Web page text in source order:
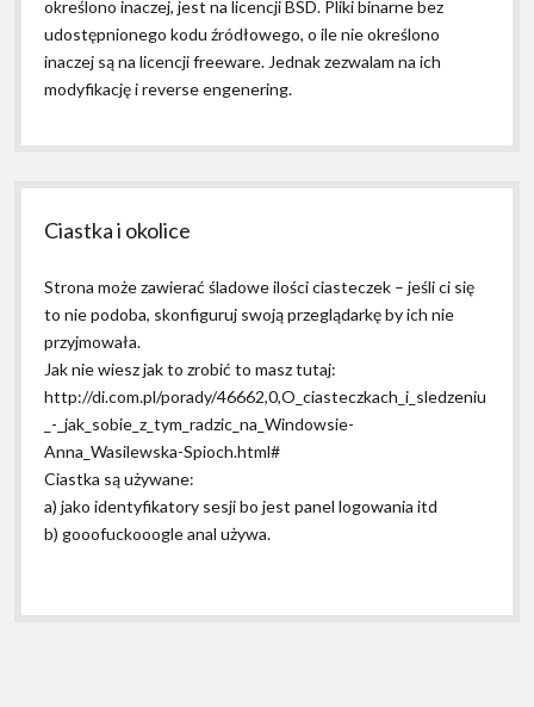
określono inaczej, jest na licencji BSD. Pliki binarne bez
udostępnionego kodu źródłowego, o ile nie określono
inaczej są na licencji freeware. Jednak zezwalam na ich
modyfikację i reverse engenering.
Ciastka i okolice
Strona może zawierać śladowe ilości ciasteczek – jeśli ci się
to nie podoba, skonfiguruj swoją przeglądarkę by ich nie
przyjmowała.
Jak nie wiesz jak to zrobić to masz tutaj:
http://di.com.pl/porady/46662,0,O_ciasteczkach_i_sledzeniu
_-_jak_sobie_z_tym_radzic_na_Windowsie-
Anna_Wasilewska-Spioch.html#
Ciastka są używane:
a) jako identyfikatory sesji bo jest panel logowania itd
b) gooofuckooogle anal używa.